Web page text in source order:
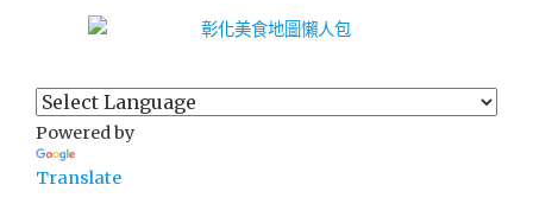
匙
Powered by
Translate